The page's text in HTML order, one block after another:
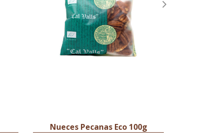
Nueces Pecanas Eco 100g